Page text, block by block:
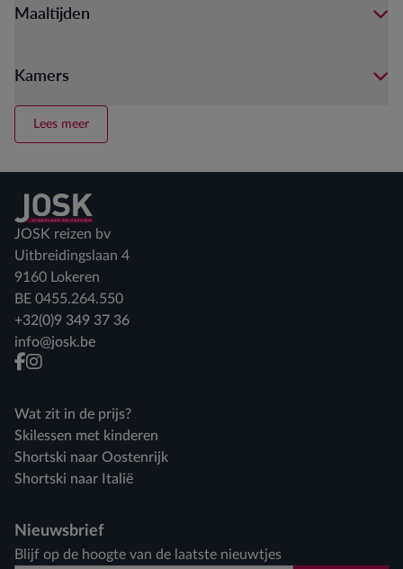
Maaltijden
Kamers
Lees meer
Terug naar home
JOSK reizen bv
Uitbreidingslaan 4
9160 Lokeren
BE 0455.264.550
+32(0)9 349 37 36
info@josk.be
facebook
instagram
Wat zit in de prijs?
Skilessen met kinderen
Shortski naar Oostenrijk
Shortski naar Italië
Nieuwsbrief
Blijf op de hoogte van de laatste nieuwtjes